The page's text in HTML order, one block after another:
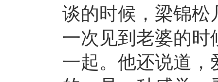
谈的时候，梁锦松
一次见到老婆的时
一起。他还说道，